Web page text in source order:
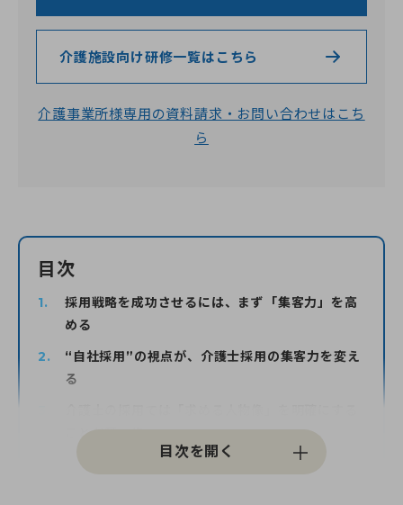
介護施設向け研修一覧はこちら
介護事業所様専用の資料請求・お問い合わせはこち
ら
目次
採用戦略を成功させるには、まず「集客力」を高
める
“自社採用”の視点が、介護士採用の集客力を変え
る
求人票・HP・LPは営業ツールである：情報発信